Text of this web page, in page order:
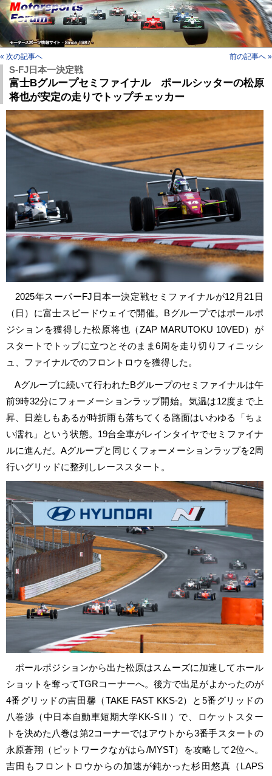
« 次の記事へ 前の記事へ »
S-FJ日本一決定戦
富士Bグループセミファイナル ポールシッターの松原
将也が安定の走りでトップチェッカー
2025年スーパーFJ日本一決定戦セミファイナルが12月21日
（日）に富士スピードウェイで開催。Bグループではポールポ
ジションを獲得した松原将也（ZAP MARUTOKU 10VED）が
スタートでトップに立つとそのまま6周を走り切りフィニッシ
ュ、ファイナルでのフロントロウを獲得した。
Aグループに続いて行われたBグループのセミファイナルは午
前9時32分にフォーメーションラップ開始。気温は12度まで上
昇、日差しもあるが時折雨も落ちてくる路面はいわゆる「ちょ
い濡れ」という状態。19台全車がレインタイヤでセミファイナ
ルに進んだ。Aグループと同じくフォーメーションラップを2周
行いグリッドに整列しレーススタート。
ポールポジションから出た松原はスムーズに加速してホール
ショットを奪ってTGRコーナーへ。後方で出足がよかったのが
4番グリッドの吉田馨（TAKE FAST KKS-2）と5番グリッドの
八巻渉（中日本自動車短期大学KK-SⅡ）で、ロケットスター
トを決めた八巻は第2コーナーではアウトから3番手スタートの
永原蒼翔（ピットワークながはら/MYST）を攻略して2位へ。
吉田もフロントロウからの加速が鈍かった杉田悠真（LAPS